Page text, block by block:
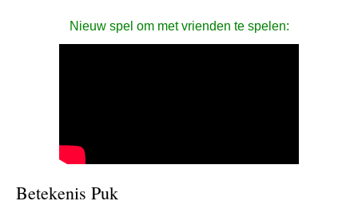
Nieuw spel om met vrienden te spelen:
Betekenis Puk